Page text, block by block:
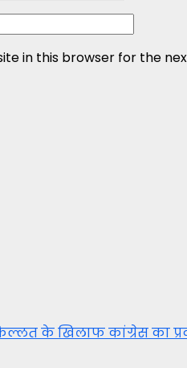
in this browser for the
के खिलाफ कांग्रेस का